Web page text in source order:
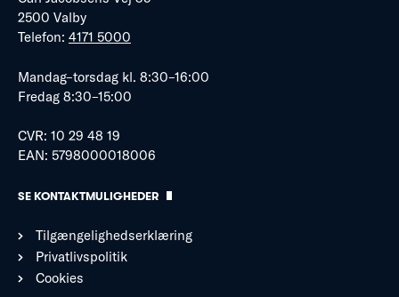
2500 Valby
Telefon: 4171 5000
Mandag–torsdag kl. 8:30–16:00
Fredag 8:30–15:00
CVR: 10 29 48 19
EAN: 5798000018006
SE KONTAKTMULIGHEDER
Tilgængelighedserklæring
Privatlivspolitik
Cookies